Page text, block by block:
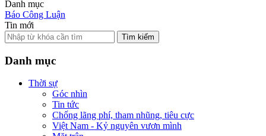
Danh mục
Báo Công Luận
Tin mới
Tìm kiếm
Danh mục
Thời sự
Góc nhìn
Tin tức
Chống lãng phí, tham nhũng, tiêu cực
Việt Nam - Kỷ nguyên vươn mình